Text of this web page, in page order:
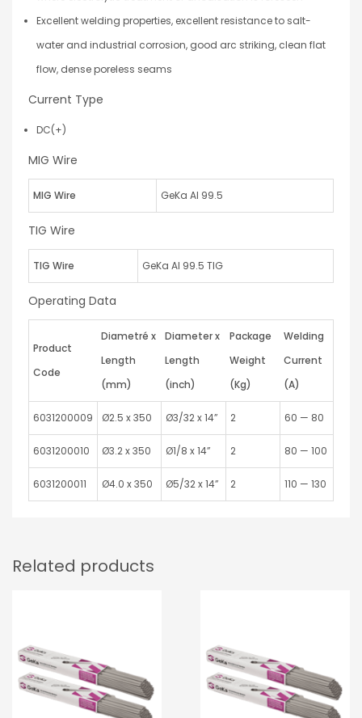
Excellent welding properties, excellent resistance to salt-
water and industrial corrosion, good arc striking, clean flat
flow, dense poreless seams
Current Type
DC(+)
MIG Wire
MIG Wire GeKa AI 99.5
TIG Wire
TIG Wire GeKa Al 99.5 TIG
Operating Data
Product
Code
Diametré x
Length
(mm)
Diameter x
Length
(inch)
Package
Weight
(Kg)
Welding
Current
(A)
6031200009 Ø2.5 x 350 Ø3/32 x 14” 2 60 — 80
6031200010 Ø3.2 x 350 Ø1/8 x 14” 2 80 — 100
6031200011 Ø4.0 x 350 Ø5/32 x 14” 2 110 — 130
Related products